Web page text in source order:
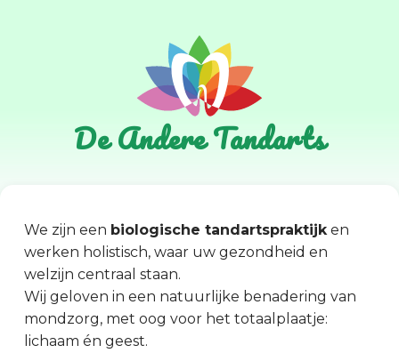
De Andere Tandarts
We zijn een biologische tandartspraktijken
werken holistisch, waar uw gezondheid en
welzijn centraal staan.
Wij geloven in een natuurlijke benadering van
mondzorg, met oog voor het totaalplaatje:
lichaam én geest.